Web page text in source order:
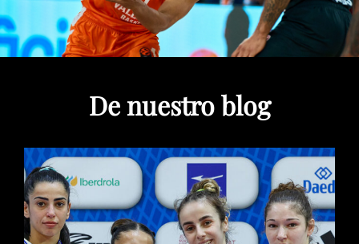
De nuestro blog